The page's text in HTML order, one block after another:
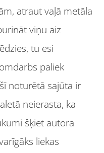
atraut vaļā metāla
viņu aiz
tu esi
paliek
noturētā sajūta ir
neierasta, ka
šķiet autora
liekas